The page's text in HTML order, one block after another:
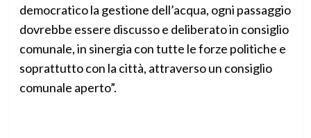
democratico la gestione dell’acqua, ogni passaggio
dovrebbe essere discusso e deliberato in consiglio
comunale, in sinergia con tutte le forze politiche e
soprattutto con la città, attraverso un consiglio
comunale aperto”.